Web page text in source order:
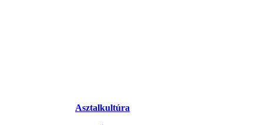
Asztalkultúra